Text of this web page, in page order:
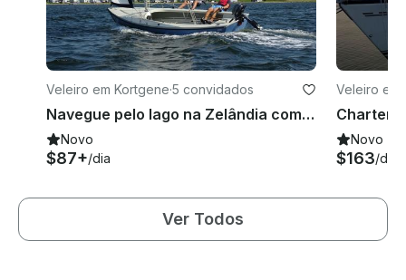
Veleiro em Kortgene·5 convidados
Navegue pelo lago na Zelândia com este veleiro Randmeer de 22 pés
Novo
$87+/dia
Veleiro em
Novo
$163/dia
Ver Todos